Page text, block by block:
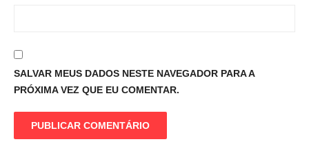
SALVAR MEUS DADOS NESTE NAVEGADOR PARA A
PRÓXIMA VEZ QUE EU COMENTAR.